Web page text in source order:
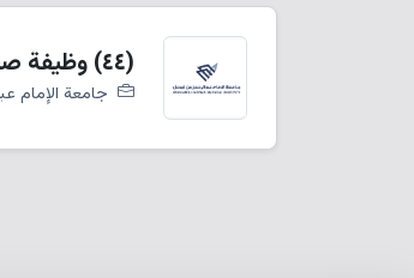
(٤٤) وظيفة صحية شاغرة
جامعة الإمام